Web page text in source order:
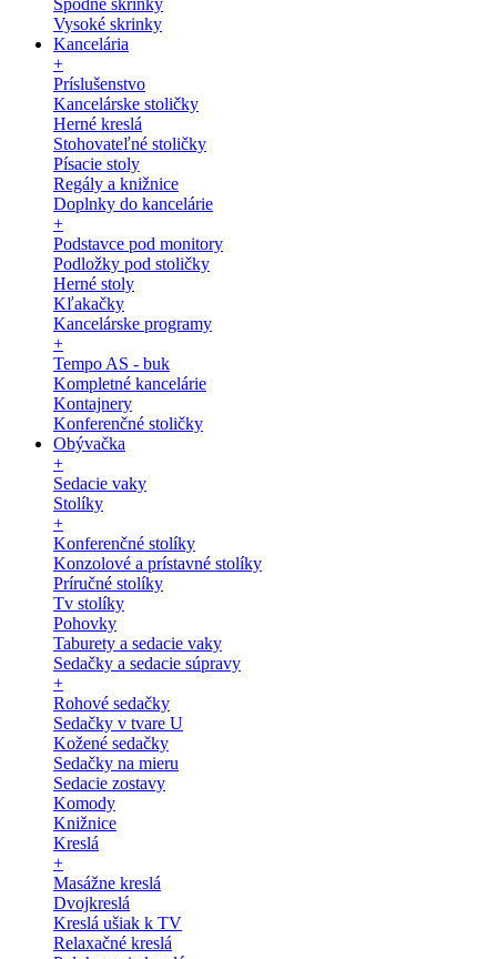
Spodné skrinky
Vysoké skrinky
Kancelária
+
Príslušenstvo
Kancelárske stoličky
Herné kreslá
Stohovateľné stoličky
Písacie stoly
Regály a knižnice
Doplnky do kancelárie
+
Podstavce pod monitory
Podložky pod stoličky
Herné stoly
Kľakačky
Kancelárske programy
+
Tempo AS - buk
Kompletné kancelárie
Kontajnery
Konferenčné stoličky
Obývačka
+
Sedacie vaky
Stolíky
+
Konferenčné stolíky
Konzolové a prístavné stolíky
Príručné stolíky
Tv stolíky
Pohovky
Taburety a sedacie vaky
Sedačky a sedacie súpravy
+
Rohové sedačky
Sedačky v tvare U
Kožené sedačky
Sedačky na mieru
Sedacie zostavy
Komody
Knižnice
Kreslá
+
Masážne kreslá
Dvojkreslá
Kreslá ušiak k TV
Relaxačné kreslá